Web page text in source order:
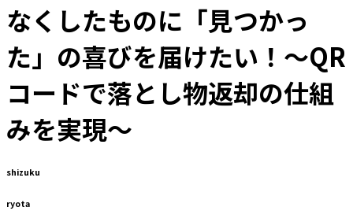
なくしたものに「見つかっ
た」の喜びを届けたい！～QR
コードで落とし物返却の仕組
みを実現～
shizuku
ryota